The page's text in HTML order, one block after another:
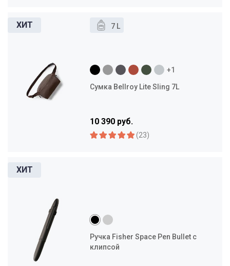
7 L
+1
Сумка Bellroy Lite Sling 7L
10 390 руб.
(23)
Ручка Fisher Space Pen Bullet с
клипсой